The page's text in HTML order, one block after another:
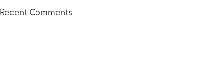
Recent Comments